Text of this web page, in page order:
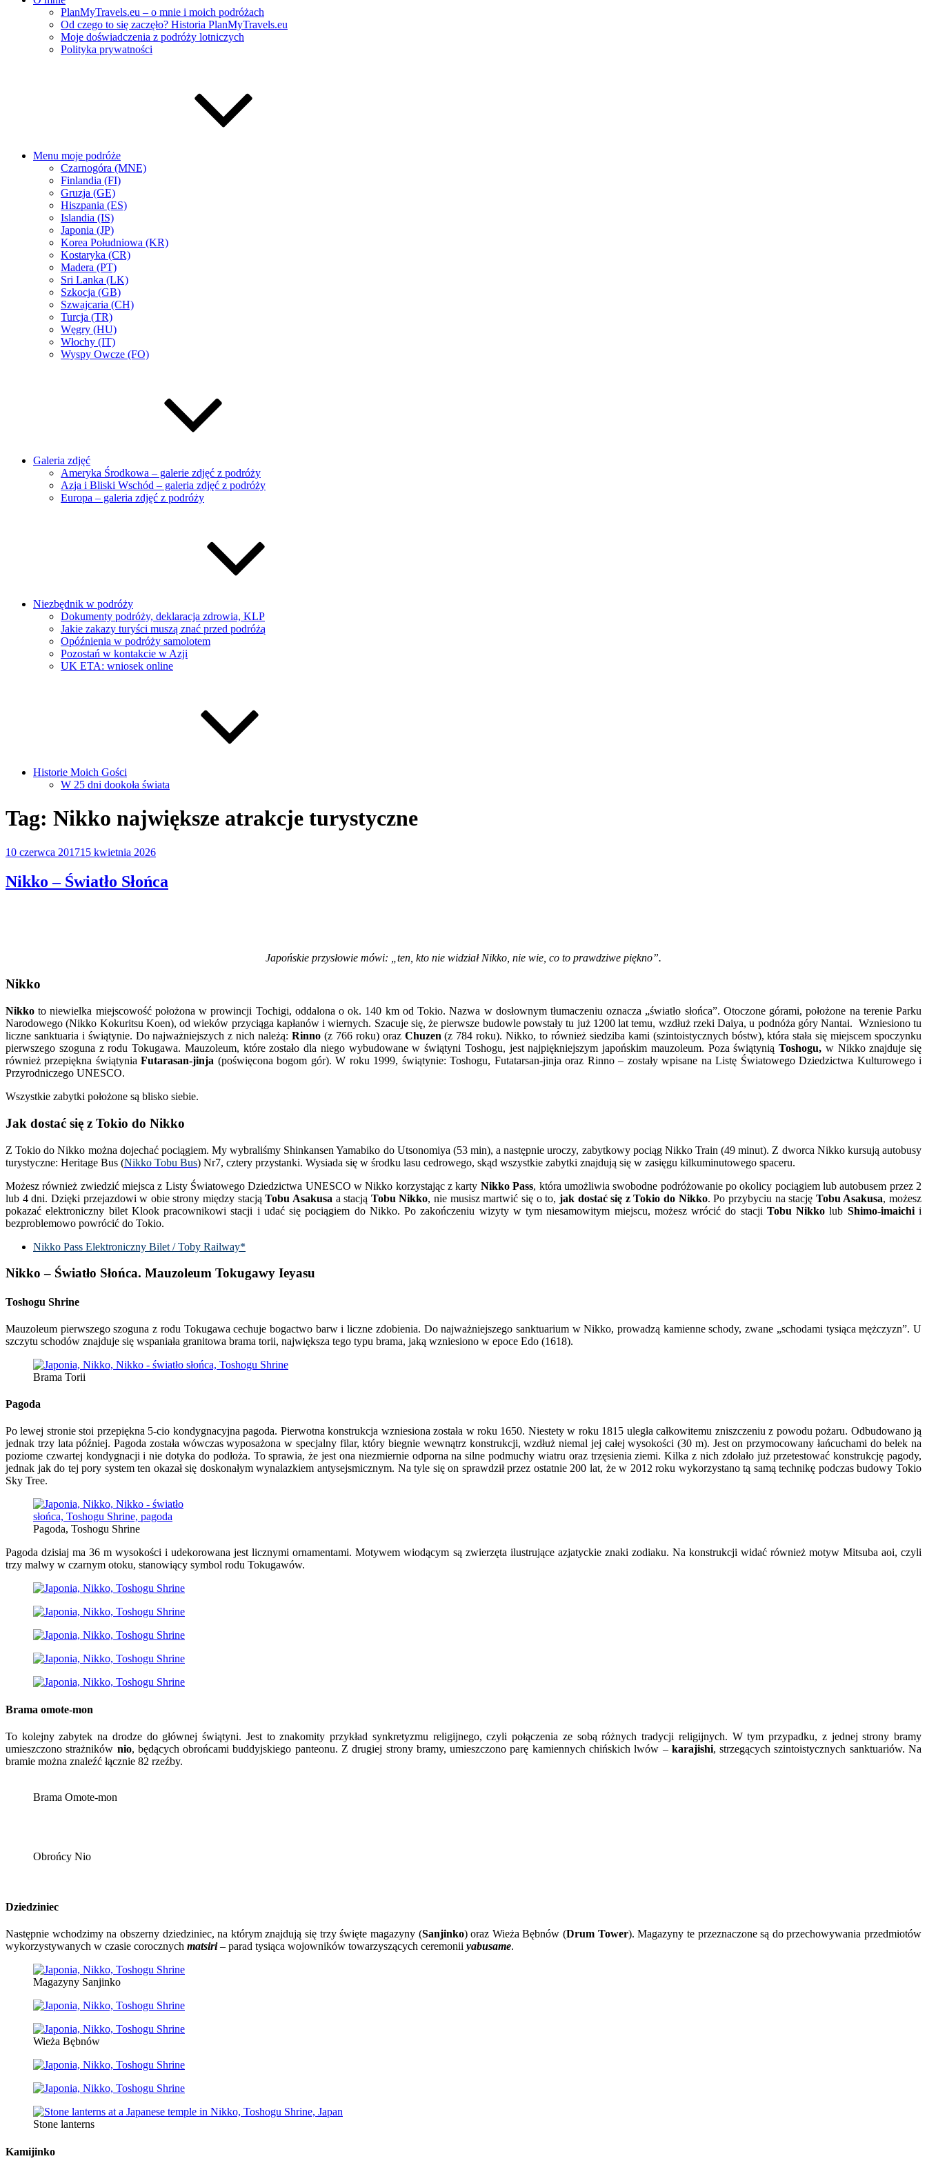
PlanMyTravels.eu – o mnie i moich podróżach
Od czego to się zaczęło? Historia PlanMyTravels.eu
Moje doświadczenia z podróży lotniczych
Polityka prywatności
Menu moje podróże
Czarnogóra (MNE)
Finlandia (FI)
Gruzja (GE)
Hiszpania (ES)
Islandia (IS)
Japonia (JP)
Korea Południowa (KR)
Kostaryka (CR)
Madera (PT)
Sri Lanka (LK)
Szkocja (GB)
Szwajcaria (CH)
Turcja (TR)
Węgry (HU)
Włochy (IT)
Wyspy Owcze (FO)
Galeria zdjęć
Ameryka Środkowa – galerie zdjęć z podróży
Azja i Bliski Wschód – galeria zdjęć z podróży
Europa – galeria zdjęć z podróży
Niezbędnik w podróży
Dokumenty podróży, deklaracja zdrowia, KLP
Jakie zakazy turyści muszą znać przed podróżą
Opóźnienia w podróży samolotem
Pozostań w kontakcie w Azji
UK ETA: wniosek online
Historie Moich Gości
W 25 dni dookoła świata
Tag: Nikko największe atrakcje turystyczne
Opublikowane
10 czerwca 201715 kwietnia 2026
Nikko – Światło Słońca
Japońskie przysłowie mówi: „ten, kto nie widział Nikko, nie wie, co to prawdziwe piękno”.
Nikko
Nikko to niewielka miejscowość położona w prowincji Tochigi, oddalona o ok. 140 km od Tokio. Nazwa w dosłownym tłumaczeniu oznacza „światło słońca”. Otoczone górami, położone na terenie Parku
Narodowego (Nikko Kokuritsu Koen), od wieków przyciąga kapłanów i wiernych. Szacuje się, że pierwsze budowle powstały tu już 1200 lat temu, wzdłuż rzeki Daiya, u podnóża góry Nantai. Wzniesiono tu
liczne sanktuaria i świątynie. Do najważniejszych z nich należą:Rinno (z 766 roku) oraz Chuzen (z 784 roku). Nikko, to również siedziba kami (szintoistycznych bóstw), która stała się miejscem spoczynku
pierwszego szoguna z rodu Tokugawa. Mauzoleum, które zostało dla niego wybudowane w świątyni Toshogu, jest najpiękniejszym japońskim mauzoleum. Poza świątynią Toshogu, w Nikko znajduje się
również przepiękna świątyniaFutarasan-jinja (poświęcona bogom gór). W roku 1999, świątynie: Toshogu, Futatarsan-jinja oraz Rinno – zostały wpisane na Listę Światowego Dziedzictwa Kulturowego i
Przyrodniczego UNESCO.
Wszystkie zabytki położone są blisko siebie.
Jak dostać się z Tokio do Nikko
Z Tokio do Nikko można dojechać pociągiem. My wybraliśmy Shinkansen Yamabiko do Utsonomiya (53 min), a następnie uroczy, zabytkowy pociąg Nikko Train (49 minut). Z dworca Nikko kursują autobusy
turystyczne: Heritage Bus (Nikko Tobu Bus) Nr7, cztery przystanki. Wysiada się w środku lasu cedrowego, skąd wszystkie zabytki znajdują się w zasięgu kilkuminutowego spaceru.
Możesz również zwiedzić miejsca z Listy Światowego Dziedzictwa UNESCO w Nikko korzystając z karty Nikko Pass, która umożliwia swobodne podróżowanie po okolicy pociągiem lub autobusem przez 2
lub 4 dni. Dzięki przejazdowi w obie strony między stacjąTobu Asakusa a stacją Tobu Nikko, nie musisz martwić się o to, jak dostać się z Tokio do Nikko. Po przybyciu na stację Tobu Asakusa, możesz
pokazać elektroniczny bilet Klook pracownikowi stacji i udać się pociągiem do Nikko. Po zakończeniu wizyty w tym niesamowitym miejscu, możesz wrócić do stacji Tobu Nikko lub Shimo-imaichii
bezproblemowo powrócić do Tokio.
Nikko Pass Elektroniczny Bilet / Toby Railway*
Nikko – Światło Słońca. Mauzoleum Tokugawy Ieyasu
Toshogu Shrine
Mauzoleum pierwszego szoguna z rodu Tokugawa cechuje bogactwo barw i liczne zdobienia. Do najważniejszego sanktuarium w Nikko, prowadzą kamienne schody, zwane „schodami tysiąca mężczyzn”. U
szczytu schodów znajduje się wspaniała granitowa brama torii, największa tego typu brama, jaką wzniesiono w epoce Edo (1618).
Brama Torii
Pagoda
Po lewej stronie stoi przepiękna 5-cio kondygnacyjna pagoda. Pierwotna konstrukcja wzniesiona została w roku 1650. Niestety w roku 1815 uległa całkowitemu zniszczeniu z powodu pożaru. Odbudowano ją
jednak trzy lata później. Pagoda została wówczas wyposażona w specjalny filar, który biegnie wewnątrz konstrukcji, wzdłuż niemal jej całej wysokości (30 m). Jest on przymocowany łańcuchami do belek na
poziome czwartej kondygnacji i nie dotyka do podłoża. To sprawia, że jest ona niezmiernie odporna na silne podmuchy wiatru oraz trzęsienia ziemi. Kilka z nich zdołało już przetestować konstrukcję pagody,
jednak jak do tej pory system ten okazał się doskonałym wynalazkiem antysejsmicznym. Na tyle się on sprawdził przez ostatnie 200 lat, że w 2012 roku wykorzystano tą samą technikę podczas budowy Tokio
Sky Tree.
Pagoda, Toshogu Shrine
Pagoda dzisiaj ma 36 m wysokości i udekorowana jest licznymi ornamentami. Motywem wiodącym są zwierzęta ilustrujące azjatyckie znaki zodiaku. Na konstrukcji widać również motyw Mitsuba aoi, czyli
trzy malwy w czarnym otoku, stanowiący symbol rodu Tokugawów.
Brama omote-mon
To kolejny zabytek na drodze do głównej świątyni. Jest to znakomity przykład synkretyzmu religijnego, czyli połączenia ze sobą różnych tradycji religijnych. W tym przypadku, z jednej strony bramy
umieszczono strażników nio, będących obrońcami buddyjskiego panteonu. Z drugiej strony bramy, umieszczono parę kamiennych chińskich lwów – karajishi, strzegących szintoistycznych sanktuariów. Na
bramie można znaleźć łącznie 82 rzeźby.
Brama Omote-mon
Obrońcy Nio
Dziedziniec
Następnie wchodzimy na obszerny dziedziniec, na którym znajdują się trzy święte magazyny (Sanjinko) oraz Wieża Bębnów (Drum Tower). Magazyny te przeznaczone są do przechowywania przedmiotów
wykorzystywanych w czasie corocznych matsiri– parad tysiąca wojowników towarzyszących ceremonii yabusame.
Magazyny Sanjinko
Wieża Bębnów
Stone lanterns
Kamijinko